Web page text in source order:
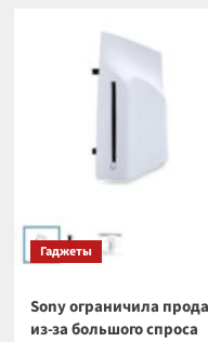
Гаджеты
Sony ограничила
из-за большого спроса